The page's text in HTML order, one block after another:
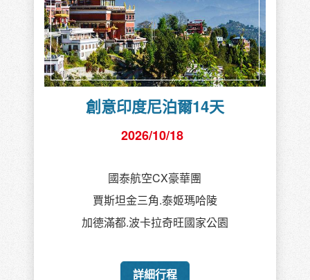
紐西蘭慢南島精華10天
✈️乘坐紐西蘭航空直飛班機
🍷 保證入住國寶級隱士飯店